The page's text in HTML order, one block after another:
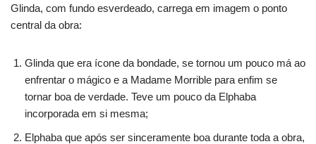
Glinda, com fundo esverdeado, carrega em imagem o ponto
central da obra:
Glinda que era ícone da bondade, se tornou um pouco má ao
enfrentar o mágico e a Madame Morrible para enfim se
tornar boa de verdade. Teve um pouco da Elphaba
incorporada em si mesma;
Elphaba que após ser sinceramente boa durante toda a obra,